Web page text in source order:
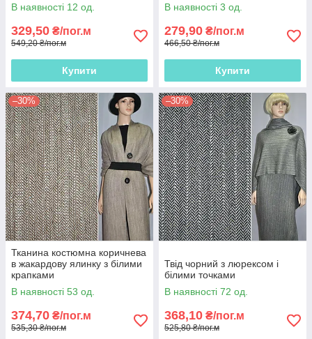
В наявності 12 од.
329,50 ₴/пог.м
549,20 ₴/пог.м
Купити
В наявності 3 од.
279,90 ₴/пог.м
466,50 ₴/пог.м
Купити
–30%
Тканина костюмна коричнева
в жакардову ялинку з білими
крапками
В наявності 53 од.
374,70 ₴/пог.м
535,30 ₴/пог.м
–30%
Твід чорний з люрексом і
білими точками
В наявності 72 од.
368,10 ₴/пог.м
525,80 ₴/пог.м